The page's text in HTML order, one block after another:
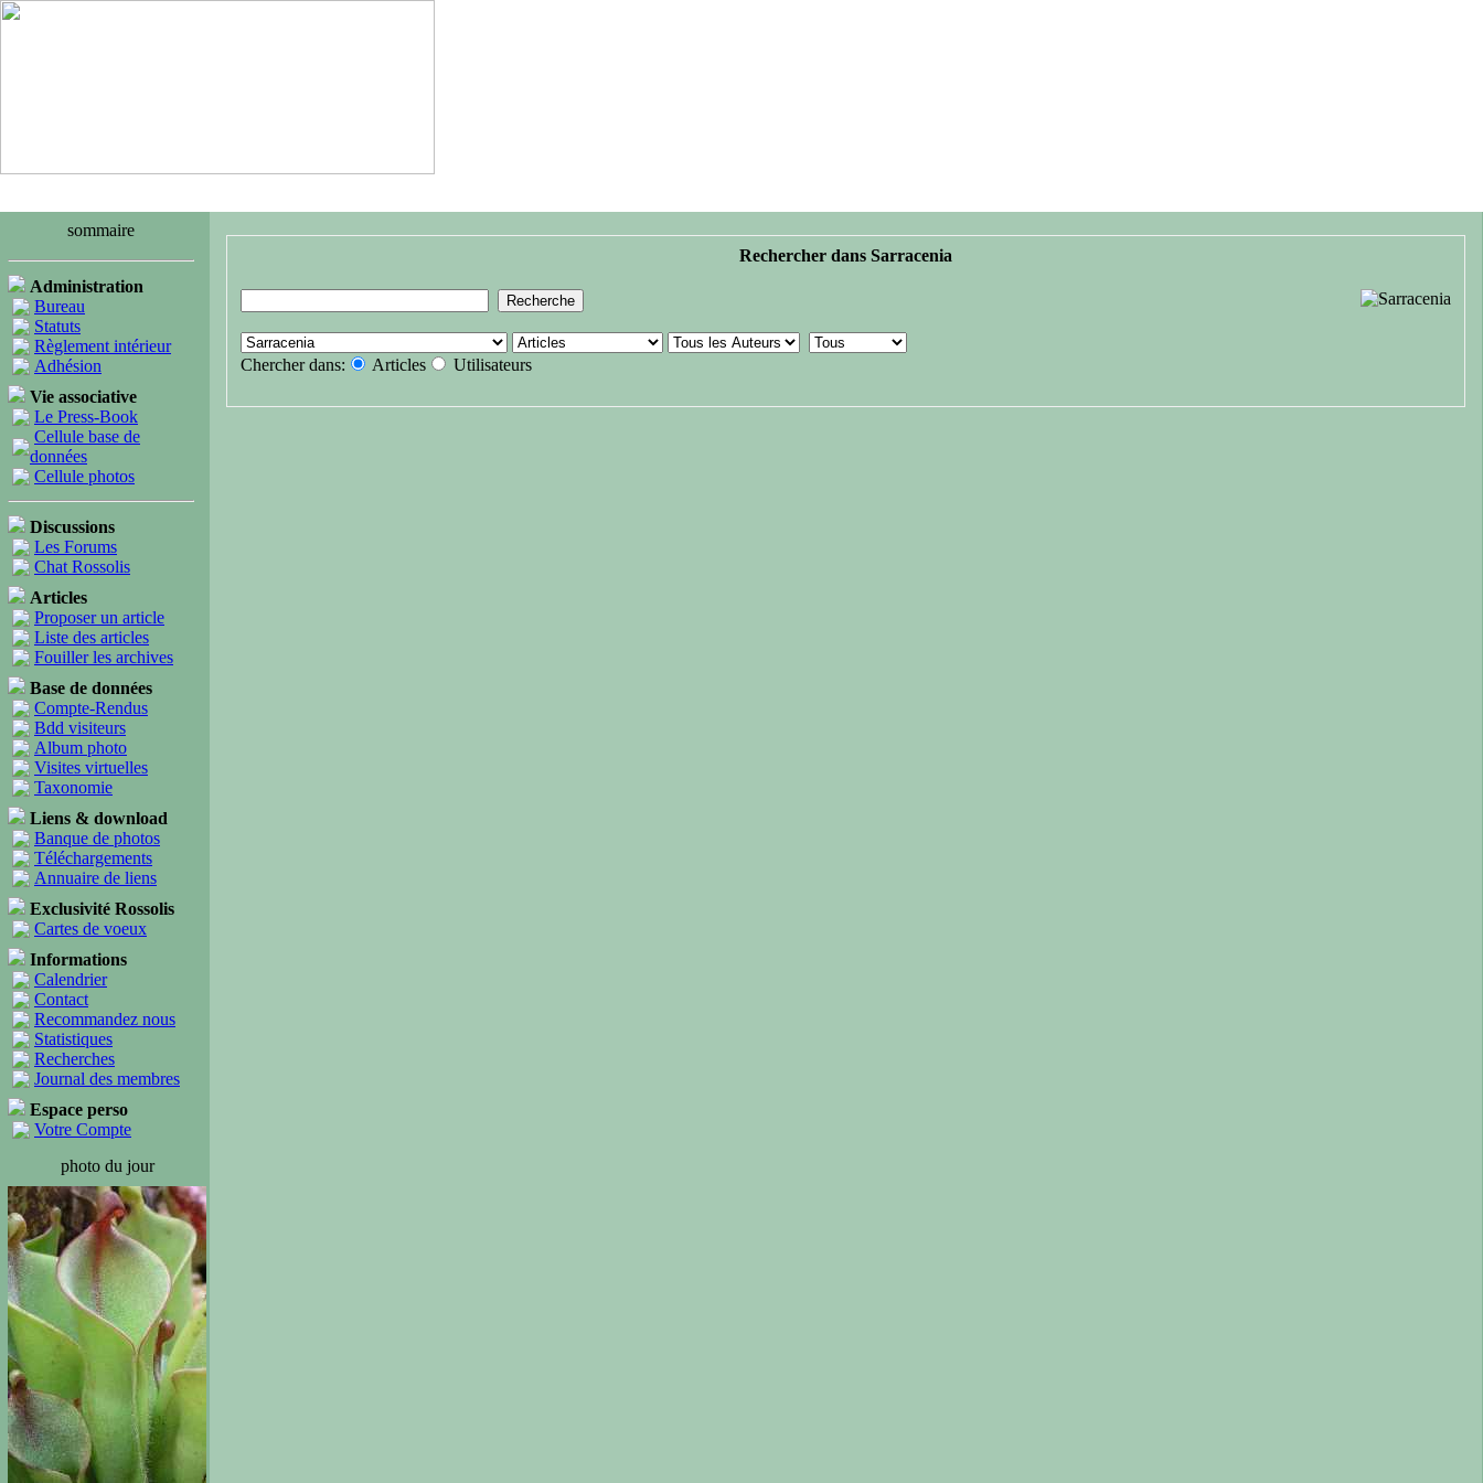
sommaire
Administration
Bureau
Statuts
Règlement intérieur
Adhésion
Vie associative
Le Press-Book
Cellule base de
données
Cellule photos
Discussions
Les Forums
Chat Rossolis
Articles
Proposer un article
Liste des articles
Fouiller les archives
Base de données
Compte-Rendus
Bdd visiteurs
Album photo
Visites virtuelles
Taxonomie
Liens & download
Banque de photos
Téléchargements
Annuaire de liens
Exclusivité Rossolis
Cartes de voeux
Informations
Calendrier
Contact
Recommandez nous
Statistiques
Recherches
Journal des membres
Espace perso
Votre Compte
photo du jour
Rechercher dans Sarracenia
Chercher dans: Articles Utilisateurs